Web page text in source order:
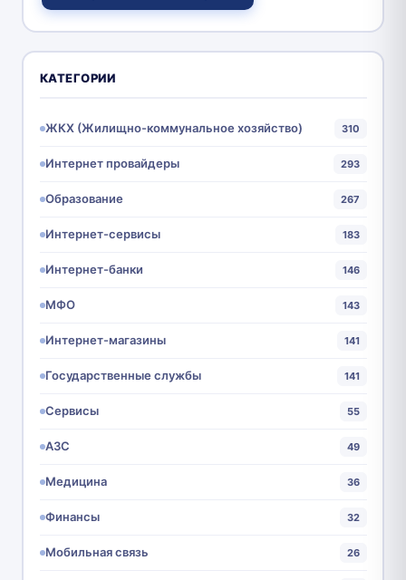
КАТЕГОРИИ
ЖКХ (Жилищно-коммунальное хозяйство) 310
Интернет провайдеры 293
Образование 267
Интернет-сервисы 183
Интернет-банки 146
МФО 143
Интернет-магазины 141
Государственные службы 141
Сервисы 55
АЗС 49
Медицина 36
Финансы 32
Мобильная связь 26